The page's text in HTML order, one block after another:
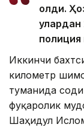
олди.
улардан
полиция
Иккинчи
километр
туманида
фуқаролик
Шаҳидул